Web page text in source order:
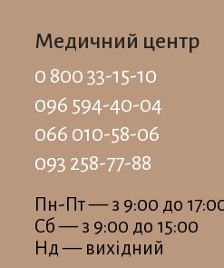
Медичний центр
0 800 33-15-10
096 594-40-04
066 010-58-06
093 258-77-88
Пн-Пт — з 9:00 до
Сб — з 9:00 до 15:00
Нд — вихідний